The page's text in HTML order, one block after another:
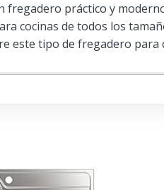
fregadero práctico y
cocinas de todos los
este tipo de fregadero